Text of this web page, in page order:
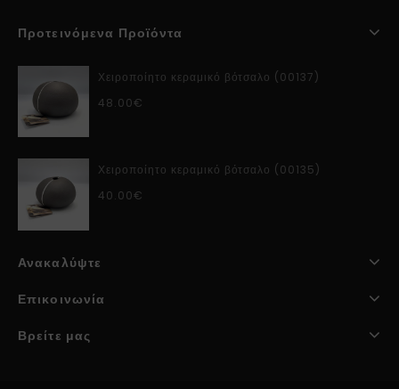
Προτεινόμενα Προϊόντα
Χειροποίητο κεραμικό βότσαλο (00137)
48.00€
Χειροποίητο κεραμικό βότσαλο (00135)
40.00€
Ανακαλύψτε
Επικοινωνία
Βρείτε μας